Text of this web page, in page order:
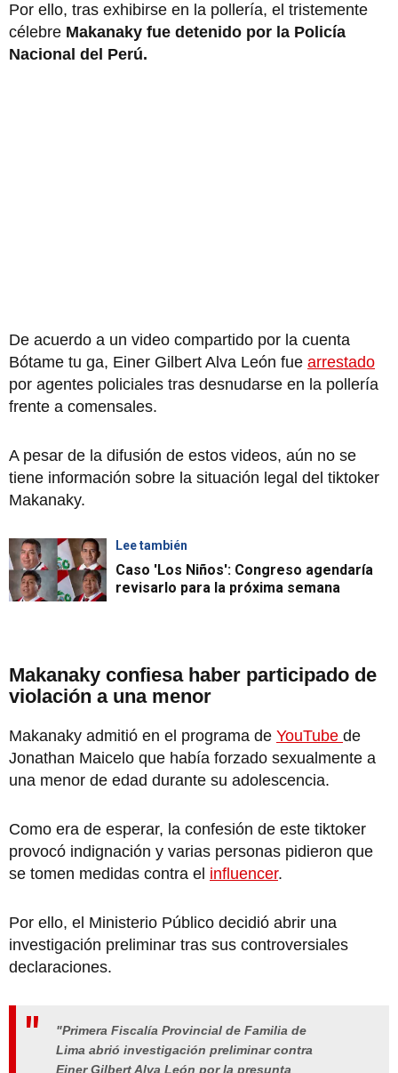
Por ello, tras exhibirse en la pollería, el tristemente
célebre Makanaky fue detenido por la Policía
Nacional del Perú.
De acuerdo a un video compartido por la cuenta
Bótame tu ga, Einer Gilbert Alva León fue arrestado
por agentes policiales tras desnudarse en la pollería
frente a comensales.
A pesar de la difusión de estos videos, aún no se
tiene información sobre la situación legal del tiktoker
Makanaky.
Lee también
Caso 'Los Niños': Congreso agendaría
revisarlo para la próxima semana
Makanaky confiesa haber participado de
violación a una menor
Makanaky admitió en el programa de YouTube de
Jonathan Maicelo que había forzado sexualmente a
una menor de edad durante su adolescencia.
Como era de esperar, la confesión de este tiktoker
provocó indignación y varias personas pidieron que
se tomen medidas contra el influencer.
Por ello, el Ministerio Público decidió abrir una
investigación preliminar tras sus controversiales
declaraciones.
"Primera Fiscalía Provincial de Familia de
Lima abrió investigación preliminar contra
Einer Gilbert Alva León por la presunta